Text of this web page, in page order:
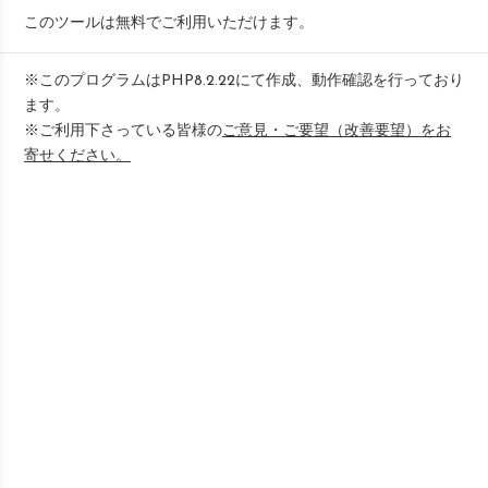
このツールは無料でご利用いただけます。
※このプログラムはPHP8.2.22にて作成、動作確認を行っており
ます。
※ご利用下さっている皆様のご意見・ご要望（改善要望）をお
寄せください。